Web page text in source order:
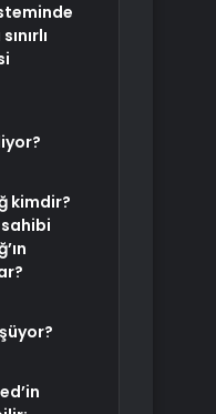
kimdir?
sahibi